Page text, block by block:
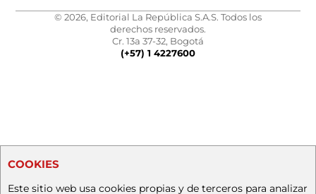
© 2026, Editorial La República S.A.S. Todos los
derechos reservados.
Cr. 13a 37-32, Bogotá
(+57) 1 4227600
COOKIES
Este sitio web usa cookies propias y de terceros para analizar